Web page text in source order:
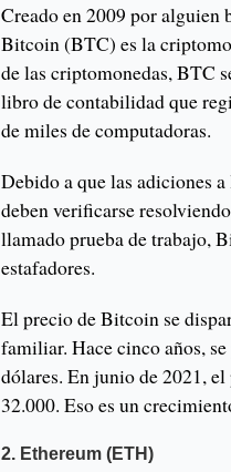
Creado en 2009 por alguien
Bitcoin (BTC) es la
de las criptomonedas, BTC
libro de contabilidad que
de miles de computadoras.
Debido a que las adiciones
deben verificarse
llamado prueba de trabajo,
estafadores.
El precio de Bitcoin se
familiar. Hace cinco años,
dólares. En junio de 2021,
32.000. Eso es un
2. Ethereum (ETH)